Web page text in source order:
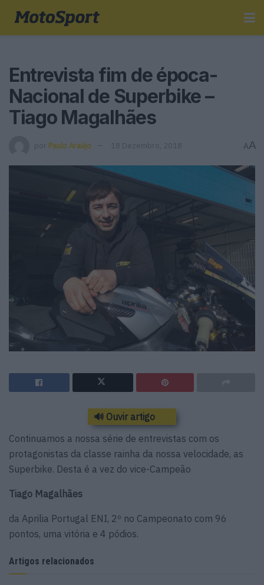
Entrevista fim de época-
Nacional de Superbike –
Tiago Magalhães
por Paulo Araújo 18 Dezembro, 2018 AA
🔊 Ouvir artigo
Continuamos a nossa série de entrevistas com os
protagonistas da classe rainha da nossa velocidade, as
Superbike. Desta é a vez do vice-Campeão
Tiago Magalhães
da Aprilia Portugal ENI, 2º no Campeonato com 96
pontos, uma vitória e 4 pódios.
Artigos relacionados